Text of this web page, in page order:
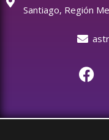
Santiago, Región